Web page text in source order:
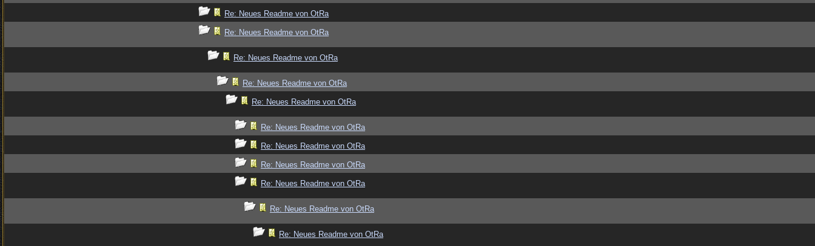
Re: Neues Readme von OtRa
Re: Neues Readme von OtRa
Re: Neues Readme von OtRa
Re: Neues Readme von OtRa
Re: Neues Readme von OtRa
Re: Neues Readme von OtRa
Re: Neues Readme von OtRa
Re: Neues Readme von OtRa
Re: Neues Readme von OtRa
Re: Neues Readme von OtRa
Re: Neues Readme von OtRa